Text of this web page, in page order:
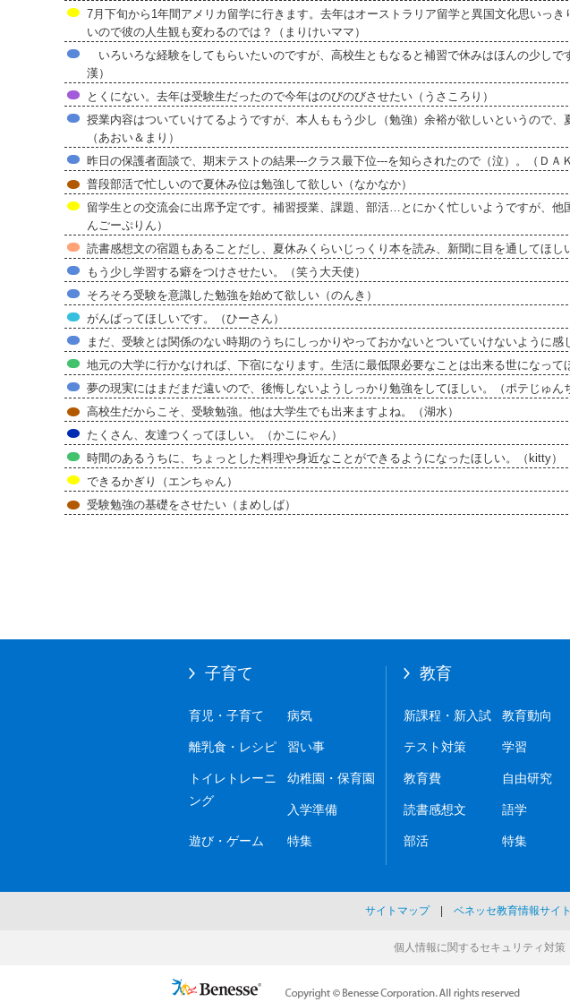
7月下旬から1年間アメリカ留学に行きます。去年はオーストラリア留学と異国文化思いっ
いので彼の人生観も変わるのでは？（まりけいママ）
いろいろな経験をしてもらいたいのですが、高校生ともなると補習で休みはほんの少しで
漢）
とくにない。去年は受験生だったので今年はのびのびさせたい（うさころり）
授業内容はついていけてるようですが、本人ももう少し（勉強）余裕が欲しいというので
（あおい＆まり）
昨日の保護者面談で、期末テストの結果---クラス最下位---を知らされたので（泣）。（ＤＡ
普段部活で忙しいので夏休み位は勉強して欲しい（なかなか）
留学生との交流会に出席予定です。補習授業、課題、部活…とにかく忙しいようですが、他
んごーぷりん）
読書感想文の宿題もあることだし、夏休みくらいじっくり本を読み、新聞に目を通してほし
もう少し学習する癖をつけさせたい。（笑う大天使）
そろそろ受験を意識した勉強を始めて欲しい（のんき）
がんばってほしいです。（ひーさん）
まだ、受験とは関係のない時期のうちにしっかりやっておかないとついていけないように感
地元の大学に行かなければ、下宿になります。生活に最低限必要なことは出来る世になって
夢の現実にはまだまだ遠いので、後悔しないようしっかり勉強をしてほしい。（ポテじゅん
高校生だからこそ、受験勉強。他は大学生でも出来ますよね。（湖水）
たくさん、友達つくってほしい。（かこにゃん）
時間のあるうちに、ちょっとした料理や身近なことができるようになったほしい。（kitty）
できるかぎり（エンちゃん）
受験勉強の基礎をさせたい（まめしば）
子育て
育児・子育て 病気
離乳食・レシピ 習い事
トイレトレーニ
ング
幼稚園・保育園
入学準備
遊び・ゲーム 特集
教育
新課程・新入試 教育動向
テスト対策 学習
教育費 自由研究
読書感想文 語学
部活 特集
サイトマップ| ベネッセ教育情報サイ
個人情報に関するセキュリティ対策